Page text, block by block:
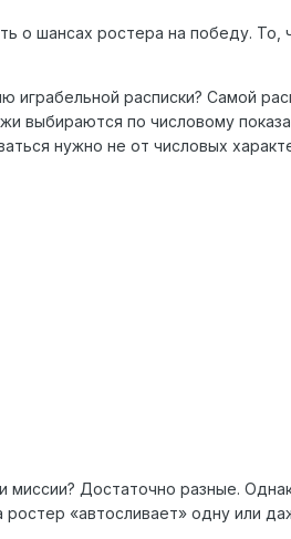
о шансах ростера на победу.
играбельной расписки? Самой
выбираются по числовому
нужно не от числовых
миссии? Достаточно разные.
«автосливает» одну или